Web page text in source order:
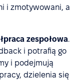
i zmotywowani, a
zespołowa.
i potrafią go
i podejmują
dzielenia się